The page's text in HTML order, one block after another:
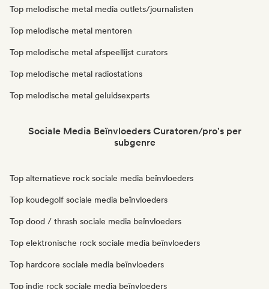
Top melodische metal media outlets/journalisten
Top melodische metal mentoren
Top melodische metal afspeellijst curators
Top melodische metal radiostations
Top melodische metal geluidsexperts
Sociale Media Beïnvloeders Curatoren/pro's per
subgenre
Top alternatieve rock sociale media beïnvloeders
Top koudegolf sociale media beïnvloeders
Top dood / thrash sociale media beïnvloeders
Top elektronische rock sociale media beïnvloeders
Top hardcore sociale media beïnvloeders
Top indie rock sociale media beïnvloeders